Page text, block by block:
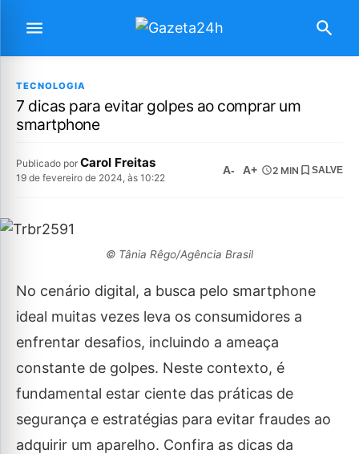
TECNOLOGIA
7 dicas para evitar golpes ao comprar um
smartphone
Publicado por Carol Freitas
19 de fevereiro de 2024, às 10:22
A- A+ 2 MIN SALVE
© Tânia Rêgo/Agência Brasil
No cenário digital, a busca pelo smartphone
ideal muitas vezes leva os consumidores a
enfrentar desafios, incluindo a ameaça
constante de golpes. Neste contexto, é
fundamental estar ciente das práticas de
segurança e estratégias para evitar fraudes ao
adquirir um aparelho. Confira as dicas da